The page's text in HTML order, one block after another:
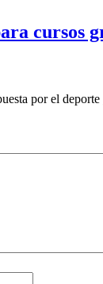
cursos
por el deporte